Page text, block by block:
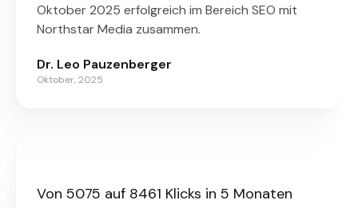
Oktober 2025 erfolgreich im Bereich SEO mit
Northstar Media zusammen.
Dr. Leo Pauzenberger
Oktober, 2025
Von 5075 auf 8461 Klicks in 5 Monaten